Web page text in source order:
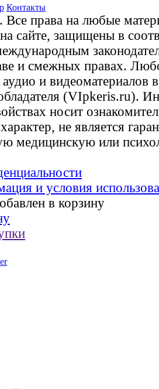
Контакты
права на любые
сайте, защищены в
и смежных правах.
и видеоматериалов
(VIpkeris.ru).
носит
не является
медицинскую или
и условия
в корзину